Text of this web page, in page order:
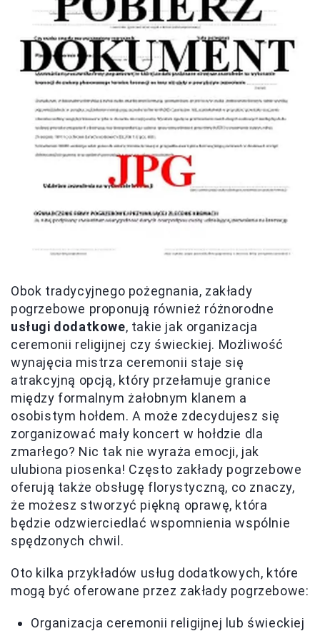
Obok tradycyjnego pożegnania, zakłady
pogrzebowe proponują również różnorodne
usługi dodatkowe, takie jak organizacja
ceremonii religijnej czy świeckiej. Możliwość
wynajęcia mistrza ceremonii staje się
atrakcyjną opcją, który przełamuje granice
między formalnym żałobnym klanem a
osobistym hołdem. A może zdecydujesz się
zorganizować mały koncert w hołdzie dla
zmarłego? Nic tak nie wyraża emocji, jak
ulubiona piosenka! Często zakłady pogrzebowe
oferują także obsługę florystyczną, co znaczy,
że możesz stworzyć piękną oprawę, która
będzie odzwierciedlać wspomnienia wspólnie
spędzonych chwil.
Oto kilka przykładów usług dodatkowych, które
mogą być oferowane przez zakłady pogrzebowe:
Organizacja ceremonii religijnej lub świeckiej